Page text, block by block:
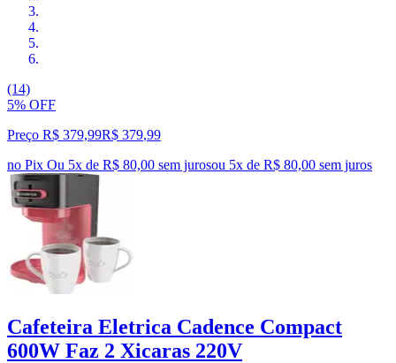
(14)
5% OFF
Preço R$ 379,99R$ 379,99
no Pix Ou 5x de R$ 80,00 sem jurosou 5x de R$ 80,00 sem juros
Cafeteira Eletrica Cadence Compact
600W Faz 2 Xicaras 220V